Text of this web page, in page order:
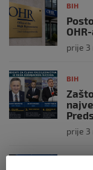
BIH
prije 3
BIH
prije 3